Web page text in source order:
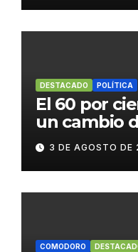
DESTACADO POLÍTICA
El 60 por
un cambio
3 DE AGOSTO DE
COMODORO